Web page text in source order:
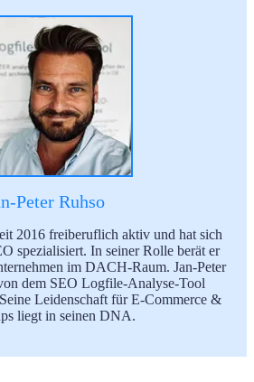
Peter Ruhso
2016 freiberuflich aktiv und hat sich
spezialisiert. In seiner Rolle berät er
im DACH-Raum. Jan-Peter
dem SEO Logfile-Analyse-Tool
Leidenschaft für E-Commerce &
liegt in seinen DNA.